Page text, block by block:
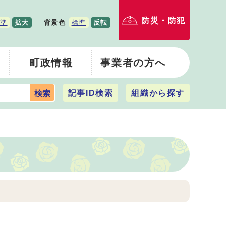
拡大 背景色 標準 反転 防災・防犯
町政情報 事業者の方へ
検索 記事ID検索 組織から探す